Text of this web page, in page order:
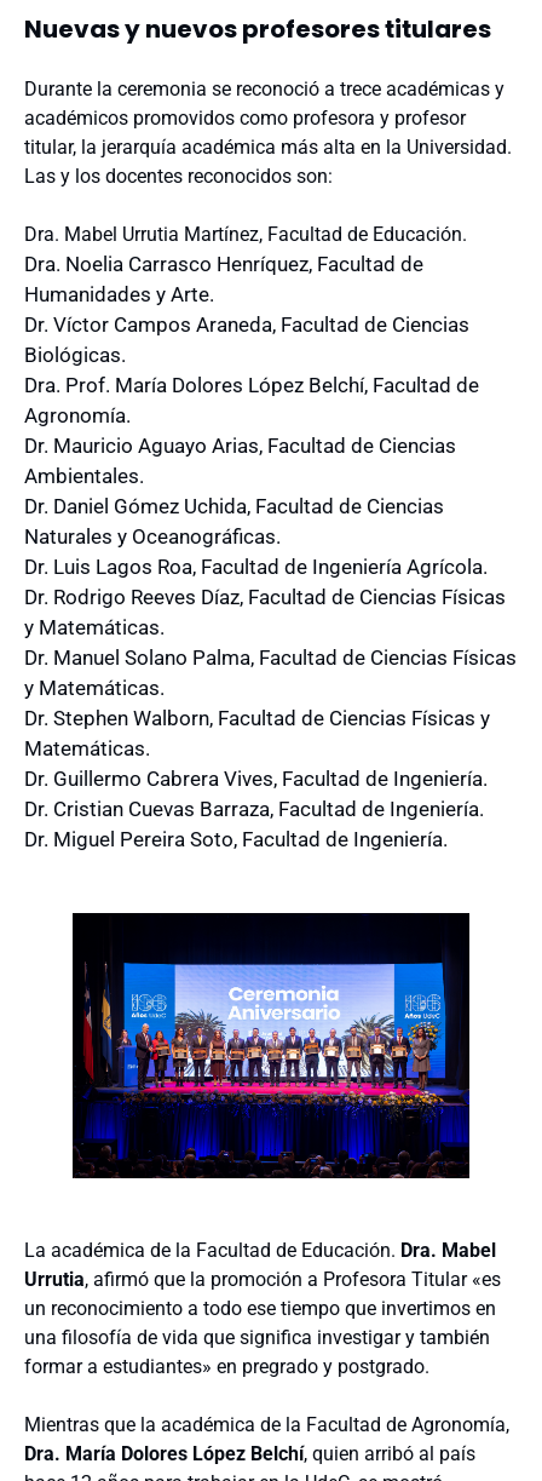
Nuevas y nuevos profesores titulares
Durante la ceremonia se reconoció a trece académicas y
académicos promovidos como profesora y profesor
titular, la jerarquía académica más alta en la Universidad.
Las y los docentes reconocidos son:
Dra. Mabel Urrutia Martínez, Facultad de Educación.
Dra. Noelia Carrasco Henríquez, Facultad de
Humanidades y Arte.
Dr. Víctor Campos Araneda, Facultad de Ciencias
Biológicas.
Dra. Prof. María Dolores López Belchí, Facultad de
Agronomía.
Dr. Mauricio Aguayo Arias, Facultad de Ciencias
Ambientales.
Dr. Daniel Gómez Uchida, Facultad de Ciencias
Naturales y Oceanográficas.
Dr. Luis Lagos Roa, Facultad de Ingeniería Agrícola.
Dr. Rodrigo Reeves Díaz, Facultad de Ciencias Físicas
y Matemáticas.
Dr. Manuel Solano Palma, Facultad de Ciencias Físicas
y Matemáticas.
Dr. Stephen Walborn, Facultad de Ciencias Físicas y
Matemáticas.
Dr. Guillermo Cabrera Vives, Facultad de Ingeniería.
Dr. Cristian Cuevas Barraza, Facultad de Ingeniería.
Dr. Miguel Pereira Soto, Facultad de Ingeniería.
La académica de la Facultad de Educación. Dra. Mabel
Urrutia, afirmó que la promoción a Profesora Titular «es
un reconocimiento a todo ese tiempo que invertimos en
una filosofía de vida que significa investigar y también
formar a estudiantes» en pregrado y postgrado.
Mientras que la académica de la Facultad de Agronomía,
Dra. María Dolores López Belchí, quien arribó al país